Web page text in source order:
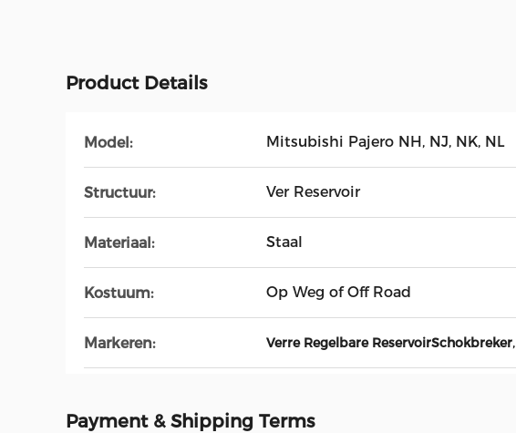
Product Details
Model: Mitsubishi Pajero NH, NJ, NK, NL
Structuur: Ver Reservoir
Materiaal: Staal
Kostuum: Op Weg of Off Road
Markeren: Verre Regelbare ReservoirSchokbreker,
Payment & Shipping Terms